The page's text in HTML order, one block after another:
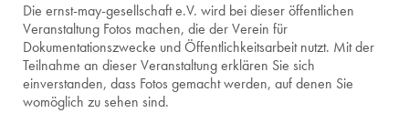
Die ernst-may-gesellschaft e.V. wird bei dieser öffentlichen
Veranstaltung Fotos machen, die der Verein für
Dokumentationszwecke und Öffentlichkeitsarbeit nutzt. Mit der
Teilnahme an dieser Veranstaltung erklären Sie sich
einverstanden, dass Fotos gemacht werden, auf denen Sie
womöglich zu sehen sind.